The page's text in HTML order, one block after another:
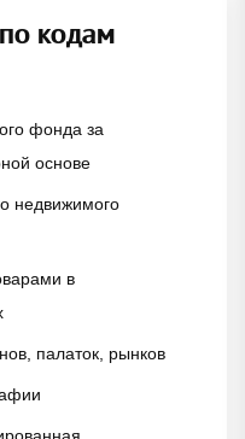
кодам
фонда за
основе
недвижимого
в
палаток, рынков